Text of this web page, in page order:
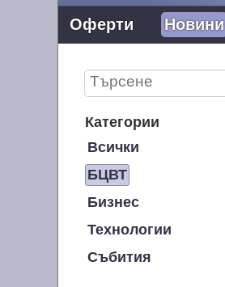
Оферти Новини
Категории
Всички
БЦВТ
Бизнес
Технологии
Събития